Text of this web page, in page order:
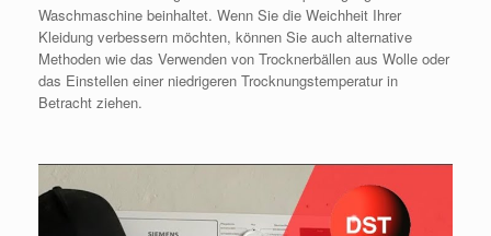
Waschmaschine beinhaltet. Wenn Sie die Weichheit Ihrer
Kleidung verbessern möchten, können Sie auch alternative
Methoden wie das Verwenden von Trocknerbällen aus Wolle oder
das Einstellen einer niedrigeren Trocknungstemperatur in
Betracht ziehen.